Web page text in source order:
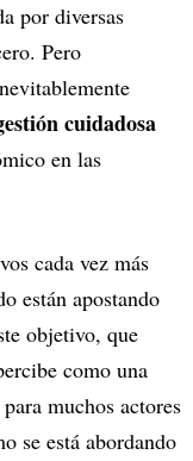
por diversas
Pero
cuidadosa
en las
cada vez más
están apostando
objetivo, que
como una
muchos actores
se está abordando